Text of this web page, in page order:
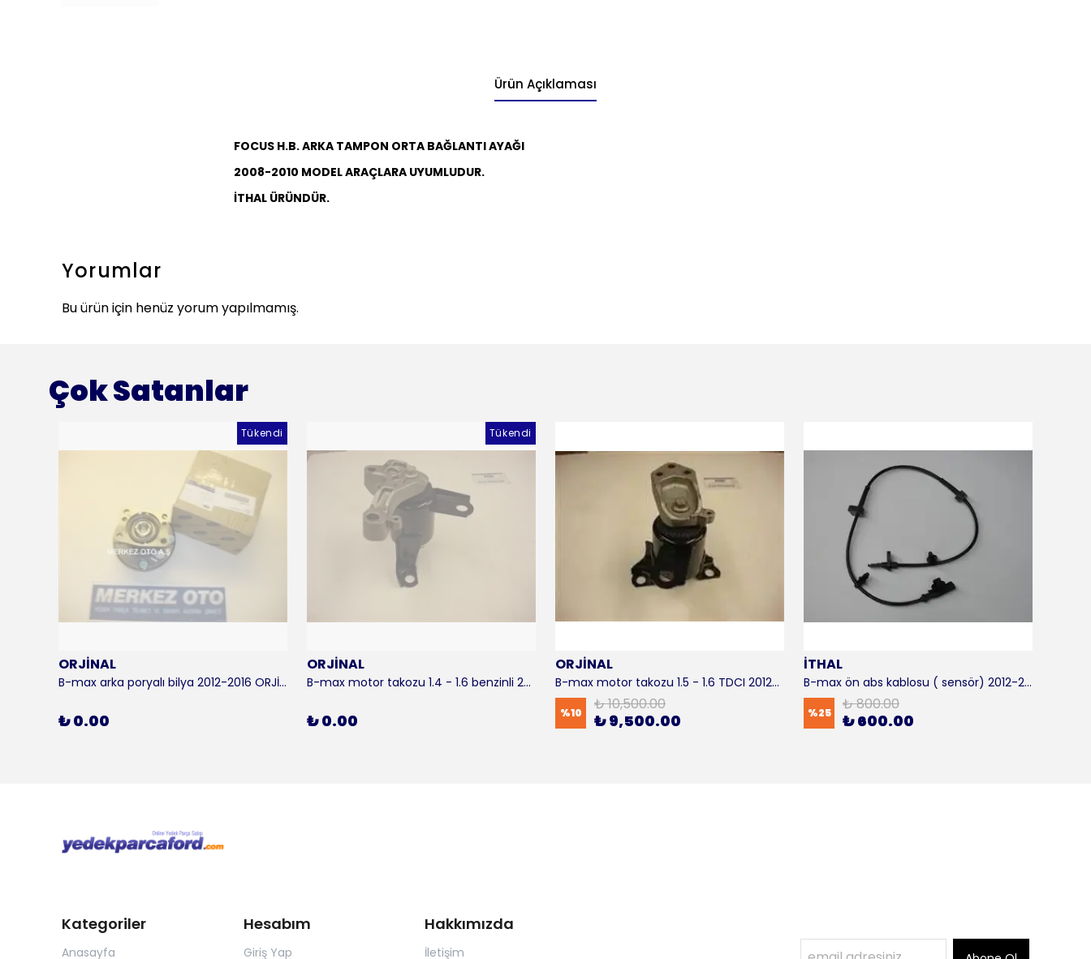
Ürün Açıklaması
FOCUS H.B.ARKA TAMPON ORTA BAĞLANTI AYAĞI
2008-2010 MODEL ARAÇLARA UYUMLUDUR.
İTHAL ÜRÜNDÜR.
Yorumlar
Bu ürün için henüz yorum yapılmamış.
Çok Satanlar
Tükendi
ORJİNAL
B-max arka poryalı bilya 2012-2016 ORJİNAL
₺ 0.00
Tükendi
ORJİNAL
B-max motor takozu 1.4 - 1.6 benzinli 2012-2016 ORJİNAL
₺ 0.00
ORJİNAL
B-max motor takozu 1.5 - 1.6 TDCI 2012-2016 ORJİNAL
%10 ₺ 10,500.00
₺ 9,500.00
İTHAL
B-max ön abs kablosu ( sensör) 2012-2016 ITHAL
%25 ₺ 800.00
₺ 600.00
Kategoriler
Anasayfa
Hesabım
Giriş Yap
Hakkımızda
İletişim